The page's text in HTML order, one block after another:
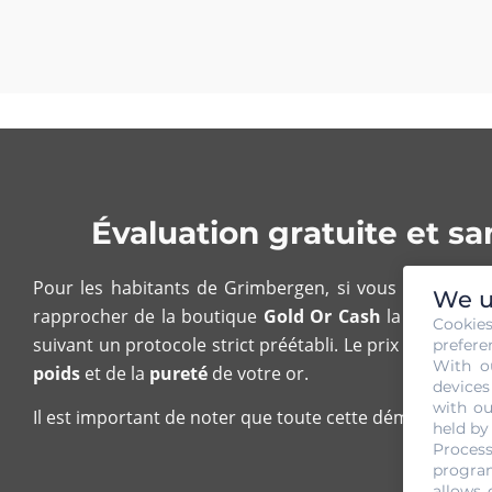
Évaluation gratuite et
Pour les habitants de Grimbergen, si vous
rapprocher de la boutique Gold Or Cash la plus
suivant un protocole strict préétabli. Le prix de rachat
poids et de la pureté de votre or.
Il est important de noter que toute cette démarche,
We
With
with
held